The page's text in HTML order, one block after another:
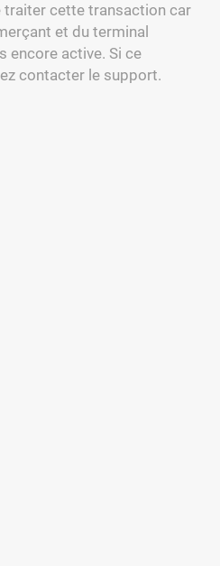
traiter cette transaction car
et du terminal
encore active. Si ce
contacter le support.